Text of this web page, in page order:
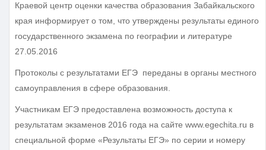
Краевой центр оценки качества образования Забайкальского
края информирует о том, что утверждены результаты единого
государственного экзамена по географии и литературе
27.05.2016
Протоколы с результатами ЕГЭ переданы в органы местного
самоуправления в сфере образования.
Участникам ЕГЭ предоставлена возможность доступа к
результатам экзаменов 2016 года на сайте www.egechita.ru в
специальной форме «Результаты ЕГЭ» по серии и номеру